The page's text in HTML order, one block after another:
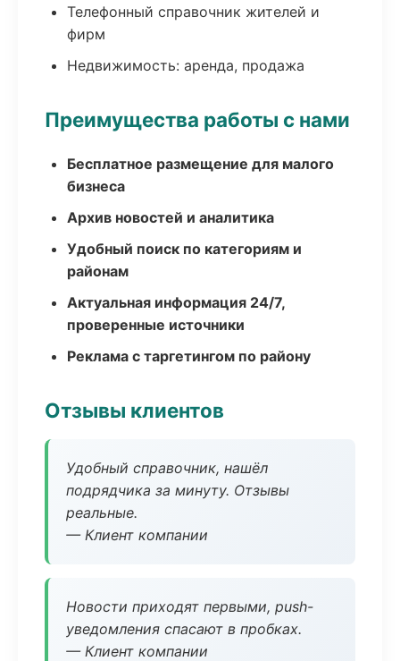
Телефонный справочник жителей и
фирм
Недвижимость: аренда, продажа
Преимущества работы с нами
Бесплатное размещение для малого
бизнеса
Архив новостей и аналитика
Удобный поиск по категориям и
районам
Актуальная информация 24/7,
проверенные источники
Реклама с таргетингом по району
Отзывы клиентов
Удобный справочник, нашёл
подрядчика за минуту. Отзывы
реальные.
— Клиент компании
Новости приходят первыми, push-
уведомления спасают в пробках.
— Клиент компании